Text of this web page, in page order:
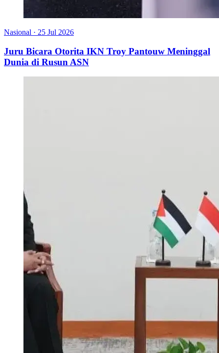
Nasional · 25 Jul 2026
Juru Bicara Otorita IKN Troy Pantouw Meninggal
Dunia di Rusun ASN